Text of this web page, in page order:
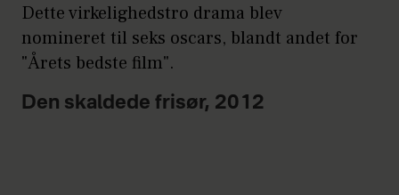
Dette virkelighedstro drama blev
nomineret til seks oscars, blandt andet for
"Årets bedste film".
Den skaldede frisør, 2012